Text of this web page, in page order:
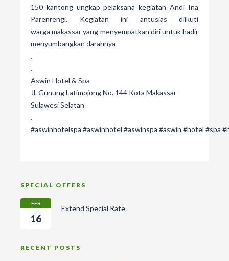
150 kantong ungkap pelaksana kegiatan Andi Ina
Parenrengi. Kegiatan ini antusias diikuti
warga makassar yang menyempatkan diri untuk hadir
menyumbangkan darahnya
.
.
Aswin Hotel & Spa
Jl. Gunung Latimojong No. 144 Kota Makassar
Sulawesi Selatan
.
#aswinhotelspa #aswinhotel #aswinspa #aswin #hotel #spa
SPECIAL OFFERS
FEB
16
Extend Special Rate
RECENT POSTS